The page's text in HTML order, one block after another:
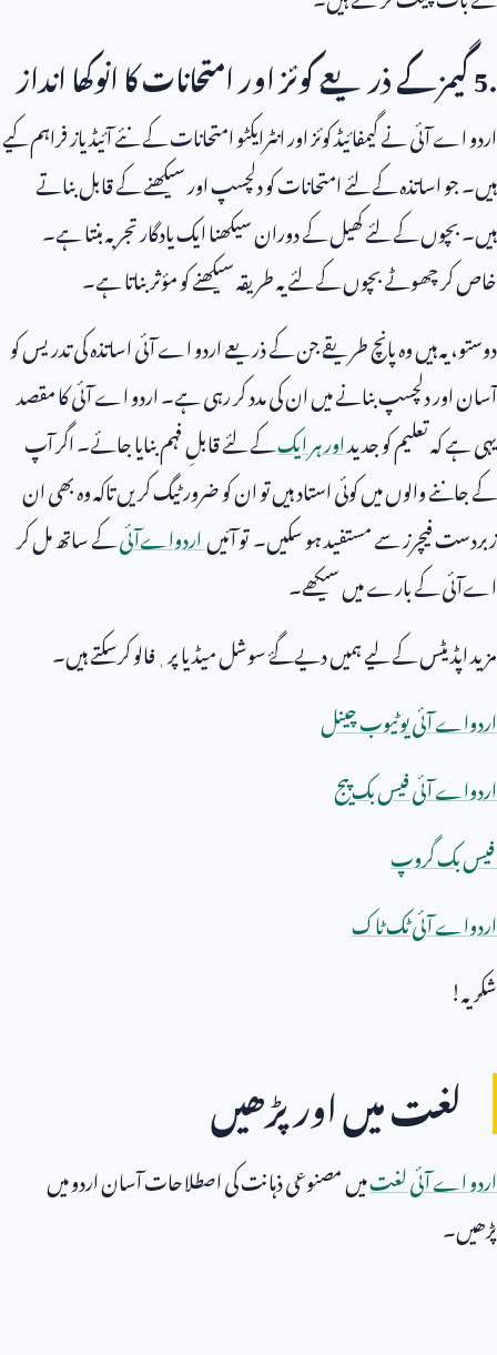
5.گیمز کے ذریعے کوئز اور امتحانات کا انوکھا انداز
اردو اے آئی نے گیمفائیڈ کوئز اور انٹرایکٹو امتحانات کے نئے آئیڈیاز فراہم کیے
ہیں۔ جو اساتذہ کے لئے امتحانات کو دلچسپ اور سیکھنے کے قابل بناتے
ہیں۔ بچوں کے لئے کھیل کے دوران سیکھنا ایک یادگار تجربہ بنتا ہے۔
خاص کر چھوٹے بچوں کے لئے یہ طریقہ سیکھنے کو مؤثر بناتا ہے۔
دوستو، یہ ہیں وہ پانچ طریقے جن کے ذریعے اردو اے آئی اساتذہ کی تدریس کو
آسان اور دلچسپ بنانے میں ان کی مدد کر رہی ہے۔ اردو اے آئی کا مقصد
یہی ہے کہ تعلیم کو جدیداور ہر ایککے لئے قابلِ فہم بنایا جائے۔ اگر آپ
کے جاننے والوں میں کوئی استاد ہیں تو ان کو ضرور ٹیگ کریں تاکہ وہ بھی ان
زبردست فیچرز سے مستفید ہو سکیں۔ تو آئیںاردواےآئیکے ساتھ مل کر
اےآئی کے بارے میں سیکھے۔
مزید اپڈیٹس کے لیے ہمیں دیےگۓ سوشل میڈیا پر ٖفالو کرسکتے ہیں۔
اردواے آئی یوٹیوب چینل
اردواے آئی فیس بک پیج
فیس بک گروپ
اردواے آئی ٹک ٹاک
شکریہ!
لغت میں اور پڑھیں
اردو اے آئی لغتمیں مصنوعی ذہانت کی اصطلاحات آسان اردو میں
پڑھیں۔